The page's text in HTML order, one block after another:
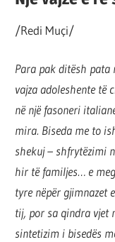
të
ndryshme
botën,
por
çështja
është
që
ta
shndërrosh
atë.
/Redi Muçi/
Para pak ditësh
vajza adoleshente të
në një fasoneri
mira. Biseda me to
shekuj – shfrytëzimi
hir të familjes… e
tyre nëpër gjimnazet
tij, por sa qindra vjet
sintetizim i bisedës